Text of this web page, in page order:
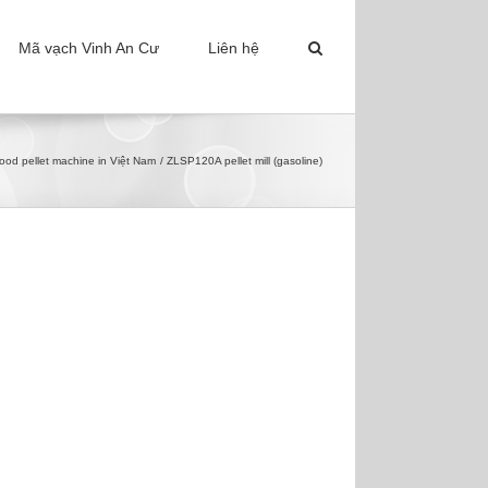
Mã vạch Vinh An Cư Liên hệ
pellet machine in Việt Nam ZLSP120A pellet mill (gasoline)